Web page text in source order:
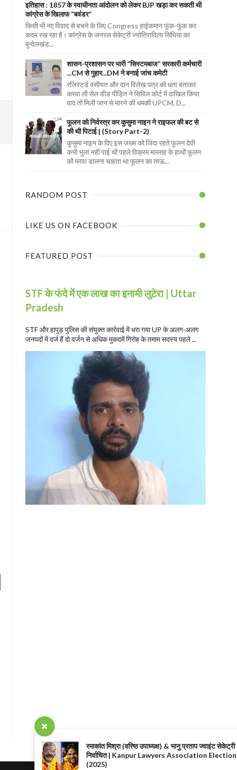
रमाकांत मिश्रा (वरिष्ठ उपाध्यक्ष) & भानु प्रताप ज्वाइंट सेकेट्री
निर्वाचित | Kanpur Lawyers Association Election
(2025)
इतिहास : 1857 के स्वाधीनता आंदोलन को लेकर BJP खड़ा कर सकती थी
कांग्रेस के खिलाफ “बवंडर”
किसी भी नए विवाद से बचने के लिए Congress हाईकमान फूंक-फूंक कर
कदम रख रहा है। कांग्रेस के जनरल सेकेट्री ज्योतिरादित्य सिंधिया का
बुन्देलखंड...
शासन-प्रशासन पर भारी “सिस्टमबाज” सरकारी कर्मचारी
...CM से गुहार...DM ने बनाई जांच कमेटी
रजिस्टर्ड वसीयत और दान विलेख पत्र को धता बताकर
करवा ली सेल डीड पीड़ित ने सिविल कोर्ट में दाखिल किया
वाद तो मिली जान से मारने की धमकी UPCM, D...
फूलन को निर्वस्त्र कर कुसुमा नाइन ने राइफल की बट से
की थी पिटाई | (Story Part-2)
कुसुमा नाइन के दिए इस जख्म को जिंदा रहते फूलन देवी
कभी भुला नहीं पाई थीं पहले विक्रम मल्लाह के हाथों फूलन
को मरवा डालना चाहता था फूलन का ताऊ...
RANDOM POST
LIKE US ON FACEBOOK
FEATURED POST
STF के फंदे में एक लाख का इनामी लुटेरा | Uttar
Pradesh
STF और हापुड़ पुलिस की संयुक्त कार्रवाई में धरा गया UP के अलग-अलग
जनपदों में दर्ज हैं दो दर्जन से अधिक मुकदमें गिरोह के तमाम सदस्य पहले ...